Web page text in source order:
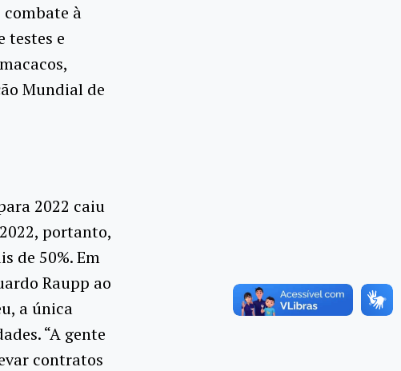
à
testes e
Mundial de
2022 caiu
portanto,
de 50%. Em
Raupp ao
a única
“A gente
contratos